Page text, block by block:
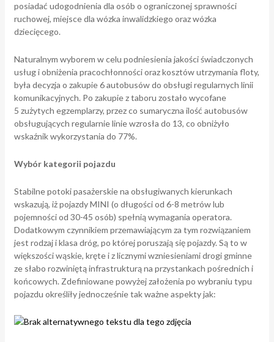
posiadać udogodnienia dla osób o ograniczonej sprawności
ruchowej, miejsce dla wózka inwalidzkiego oraz wózka
dziecięcego.
Naturalnym wyborem w celu podniesienia jakości świadczonych
usług i obniżenia pracochłonności oraz kosztów utrzymania floty,
była decyzja o zakupie 6 autobusów do obsługi regularnych linii
komunikacyjnych. Po zakupie z taboru zostało wycofane
5 zużytych egzemplarzy, przez co sumaryczna ilość autobusów
obsługujących regularnie linie wzrosła do 13, co obniżyło
wskaźnik wykorzystania do 77%.
Wybór kategorii pojazdu
Stabilne potoki pasażerskie na obsługiwanych kierunkach
wskazują, iż pojazdy MINI (o długości od 6-8 metrów lub
pojemności od 30-45 osób) spełnią wymagania operatora.
Dodatkowym czynnikiem przemawiającym za tym rozwiązaniem
jest rodzaj i klasa dróg, po której poruszają się pojazdy. Są to w
większości wąskie, kręte i z licznymi wzniesieniami drogi gminne
ze słabo rozwiniętą infrastrukturą na przystankach pośrednich i
końcowych. Zdefiniowane powyżej założenia po wybraniu typu
pojazdu określiły jednocześnie tak ważne aspekty jak: